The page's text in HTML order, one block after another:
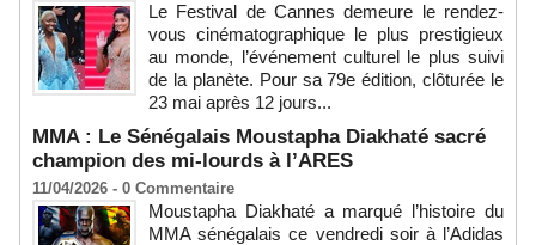
Le Festival de Cannes demeure le rendez-
vous cinématographique le plus prestigieux
au monde, l’événement culturel le plus suivi
de la planète. Pour sa 79e édition, clôturée le
23 mai après 12 jours...
MMA : Le Sénégalais Moustapha Diakhaté sacré
champion des mi-lourds à l’ARES
11/04/2026 - 0 Commentaire
Moustapha Diakhaté a marqué l’histoire du
MMA sénégalais ce vendredi soir à l’Adidas